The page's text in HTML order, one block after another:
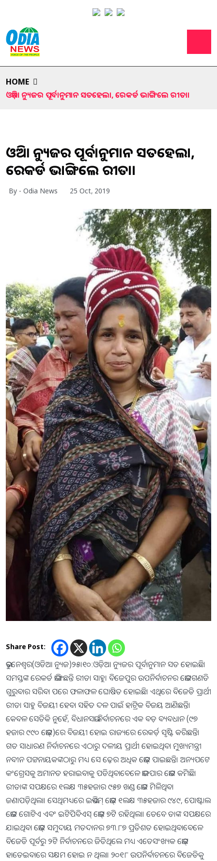
HOME
ଓଡ଼ିଆ ନ୍ୟୁଜର ପୂର୍ବାନୁମାନ ସତହେଲା, ରେକର୍ଡ ଭାଙ୍ଗିଲେ ରୀତା।
ଓଡ଼ିଆ ନ୍ୟୁଜର ପୂର୍ବାନୁମାନ ସତହେଲା,
ରେକର୍ଡ ଭାଙ୍ଗିଲେ ରୀତା।
By - Odia News 25 Oct, 2019
Share Post:
ଭୁବନେଶ୍ୱର(ଓଡିଆ ନ୍ୟୁଜ)୨୫।୧୦:ଓଡ଼ିଆ ନ୍ୟୁଜର ପୂର୍ବାନୁମାନ ସତ ହୋଇଛି।
ସମସ୍ତଙ୍କ ରେକର୍ଡ ଭାଙ୍ଗିଛନ୍ତି ରୀତା ସାହୁ। ବିଜେପୁର ଉପନିର୍ବାଚନର ଭୋଟଗଣତି
ଗୁରୁବାର ସରିବା ପରେ ଫଳାଫଳ ଘୋଷିତ ହୋଇଛି। ଏଥିରେ ବିଜେଡି ପ୍ରାର୍ଥୀ
ରୀତା ସାହୁ ବିଜୟୀ ହେବା ସହିତ ଦଳ ପାଇଁ ହାଟ୍ରିକ ବିଜୟ ଆଣିଛନ୍ତି।
କେବଳ ସେତିକି ନୁହେଁ, ବିଧାନସଭା ନିର୍ବାଚନରେ ଏକ ବଡ଼ ବ୍ୟବଧାନ (୯୭
ହଜାର ୯୯୦ ଭୋଟ୍‌)ରେ ବିଜୟୀ ହୋଇ ରାଜ୍ୟରେ ରେକର୍ଡ଼ ସୃଷ୍ଟି କରିଛନ୍ତି।
ଗତ ସାଧାରଣ ନିର୍ବାଚନରେ ଏଠାରୁ ଦଳୀୟ ପ୍ରାର୍ଥୀ ହୋଇଥିବା ମୁଖ୍ୟମନ୍ତ୍ରୀ
ନବୀନ ପଟ୍ଟନାୟକଙ୍କଠାରୁ ମଧ୍ୟ ସେ ଢ଼େର ଅଧିକ ଭୋଟ୍‌ ପାଇଛନ୍ତି। ଅନ୍ୟପଟେ
କଂଗ୍ରେସକୁ ଅମାନତ ହରାଇବାକୁ ପଡିଥିବାବେଳେ ଭାଜପାର ଭୋଟ କମିଛି।
ରୀତାଙ୍କ ସପକ୍ଷରେ ୧ଲକ୍ଷ ୩୫ହଜାର ୯୫୭ ଖଣ୍ଡ ଭୋଟ ମିଳିଥିବା
ଜଣାପଡ଼ିଥିଲା। ସେଥିମଧ୍ୟରେ ଇଭିଏମ୍‌ ଭୋଟ୍‌ ୧ଲକ୍ଷ ୩୫ହଜାର ୯୪୯, ପୋଷ୍ଟାଲ
ଭୋଟ ଗୋଟିଏ ଏବଂ ଇଟିପିବିଏସ୍‌ ଭୋଟ୍‌ ୭ଟି ରହିଥିଲା। ତେବେ ତାଙ୍କ ସପକ୍ଷରେ
ଯାଇଥିବା ଭୋଟ୍‌ ସମୁଦାୟ ମତଦାନର ୭୩.୮୭ ପ୍ରତିଶତ ହୋଇଥିବାବେଳେ
ବିଜେଡି ପୂର୍ବରୁ ୨ଟି ନିର୍ବାଚନରେ ଜିତିଥିଲେ ମଧ୍ୟ ଏତେସଂଖ୍ୟକ ଭୋଟ୍‌
ହାତେଇବାରେ ସକ୍ଷମ ହୋଇ ନ ଥିଲା। ୨୦୧୮ ଉପନିର୍ବାଚନରେ ବିଜେଡିକୁ